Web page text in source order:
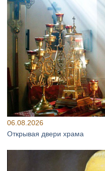
06.08.2026
Открывая двери храма